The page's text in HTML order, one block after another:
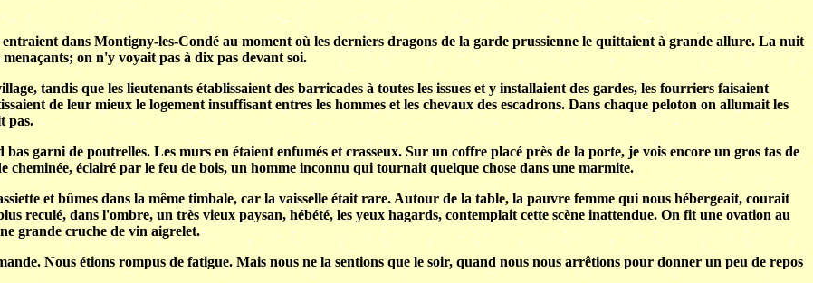
dans Montigny-les-Condé au moment où les derniers dragons de la garde prussienne le quittaient à grande allure. La nuit
on n'y voyait pas à dix pas devant soi.
tandis que les lieutenants établissaient des barricades à toutes les issues et y installaient des gardes, les fourriers faisaient
de leur mieux le logement insuffisant entres les hommes et les chevaux des escadrons. Dans chaque peloton on allumait les
pas.
garni de poutrelles. Les murs en étaient enfumés et crasseux. Sur un coffre placé près de la porte, je vois encore un gros tas de
cheminée, éclairé par le feu de bois, un homme inconnu qui tournait quelque chose dans une marmite.
et bûmes dans la même timbale, car la vaisselle était rare. Autour de la table, la pauvre femme qui nous hébergeait, courait
reculé, dans l'ombre, un très vieux paysan, hébété, les yeux hagards, contemplait cette scène inattendue. On fit une ovation au
grande cruche de vin aigrelet.
Nous étions rompus de fatigue. Mais nous ne la sentions que le soir, quand nous nous arrêtions pour donner un peu de repos